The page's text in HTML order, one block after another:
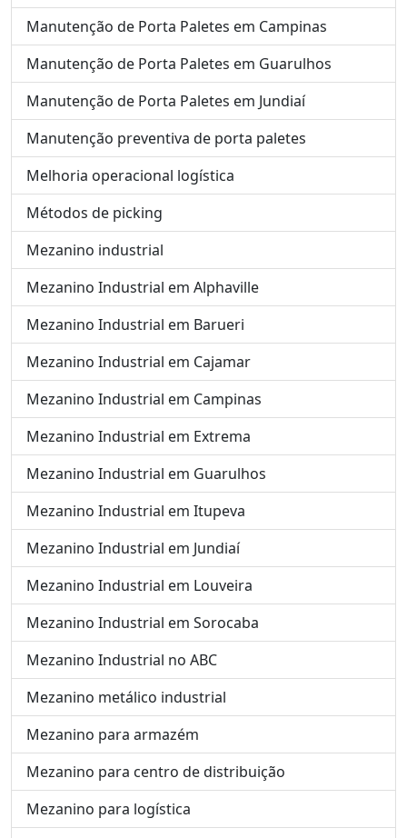
Manutenção de Porta Paletes em Campinas
Manutenção de Porta Paletes em Guarulhos
Manutenção de Porta Paletes em Jundiaí
Manutenção preventiva de porta paletes
Melhoria operacional logística
Métodos de picking
Mezanino industrial
Mezanino Industrial em Alphaville
Mezanino Industrial em Barueri
Mezanino Industrial em Cajamar
Mezanino Industrial em Campinas
Mezanino Industrial em Extrema
Mezanino Industrial em Guarulhos
Mezanino Industrial em Itupeva
Mezanino Industrial em Jundiaí
Mezanino Industrial em Louveira
Mezanino Industrial em Sorocaba
Mezanino Industrial no ABC
Mezanino metálico industrial
Mezanino para armazém
Mezanino para centro de distribuição
Mezanino para logística